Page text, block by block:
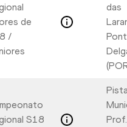
de
/
das
S18